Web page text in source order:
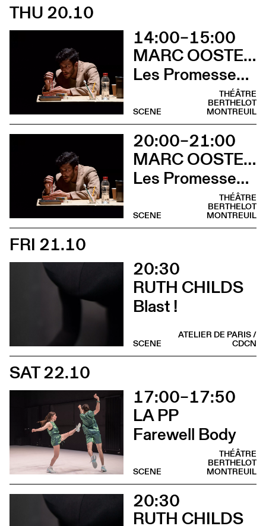
THU 20.10
14:00–15:00
MARC OOSTERHOFF
Les Promesses de l’incertitude
THÉÂTRE
BERTHELOT
MONTREUIL
SCENE
20:00–21:00
MARC OOSTERHOFF
Les Promesses de l’incertitude
THÉÂTRE
BERTHELOT
MONTREUIL
SCENE
FRI 21.10
20:30
RUTH CHILDS
Blast !
ATELIER DE PARIS /
CDCN
SCENE
SAT 22.10
17:00–17:50
LA PP
Farewell Body
THÉÂTRE
BERTHELOT
MONTREUIL
SCENE
20:30
RUTH CHILDS